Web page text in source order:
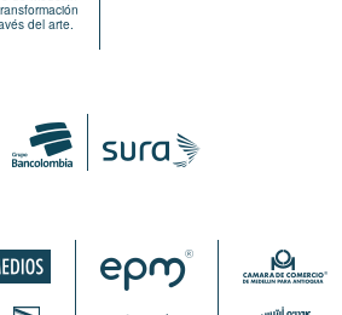
del arte.